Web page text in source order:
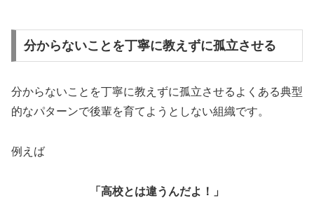
分からないことを丁寧に教えずに孤立させる
分からないことを丁寧に教えずに孤立させるよくある典型
的なパターンで後輩を育てようとしない組織です。
例えば
「高校とは違うんだよ！」